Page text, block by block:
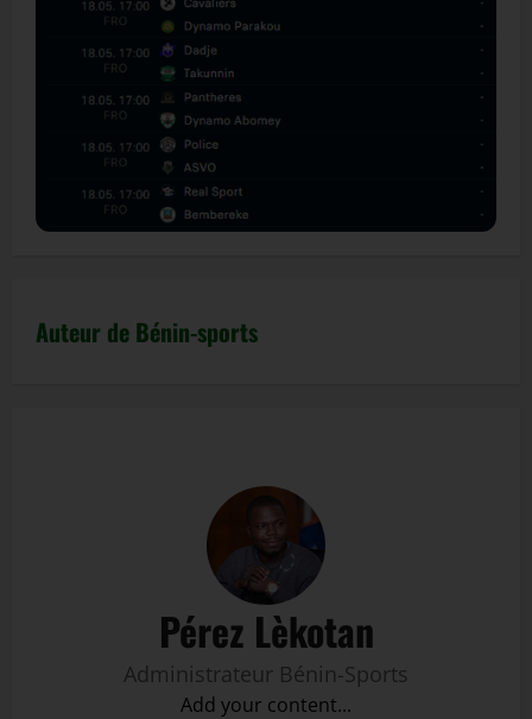
Auteur de Bénin-sports
Pérez Lèkotan
Administrateur Bénin-Sports
Add your content...